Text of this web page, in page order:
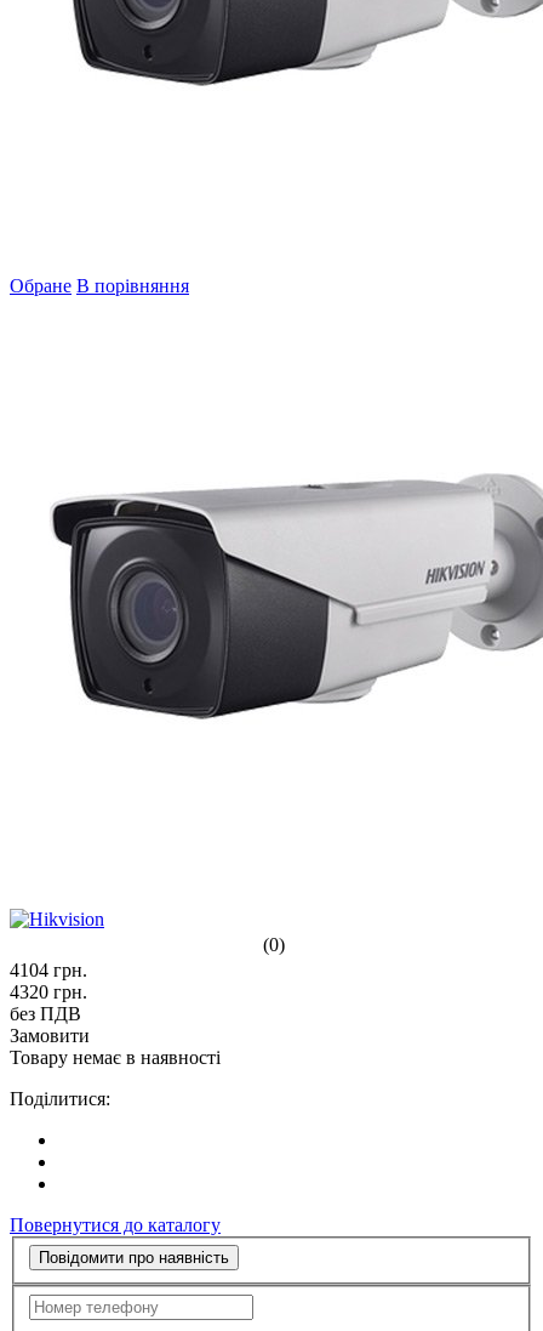
Обране В порівняння
(0)
4104 грн.
4320 грн.
без ПДВ
Замовити
Товару немає в наявності
Поділитися:
Повернутися до каталогу
Повідомити про наявність